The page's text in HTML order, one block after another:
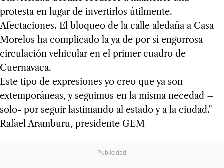
protesta en lugar de invertirlos útilmente.
Afectaciones. El bloqueo de la calle aledaña a Casa
Morelos ha complicado la ya de por sí engorrosa
circulación vehicular en el primer cuadro de
Cuernavaca.
Este tipo de expresiones yo creo que ya son
extemporáneas, y seguimos en la misma necedad –
solo- por seguir lastimando al estado y a la ciudad."
Rafael Aramburu, presidente GEM